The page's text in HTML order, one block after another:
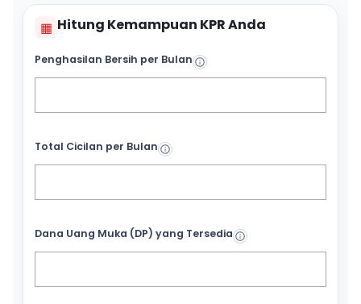
▦ Hitung Kemampuan KPR Anda
Penghasilan Bersih per Bulan
Total Cicilan per Bulan
Dana Uang Muka (DP) yang Tersedia